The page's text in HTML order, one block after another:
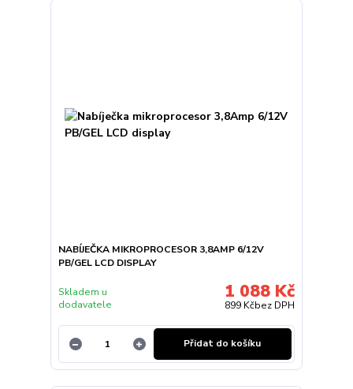
NABÍJEČKA MIKROPROCESOR 3,8AMP 6/12V
PB/GEL LCD DISPLAY
1 088 Kč
899 Kčbez DPH
Skladem u
dodavatele
Přidat do košíku